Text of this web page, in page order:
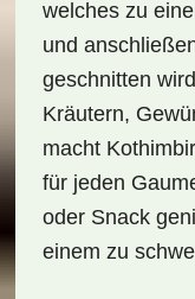
welches zu
und
geschnitten
Kräutern,
macht
für jeden
oder Snack
einem zu